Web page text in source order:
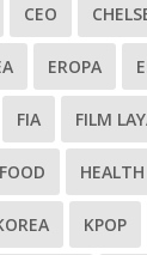
CEO
EROPA
FIA FILM
FOOD HEALTH
KPOP